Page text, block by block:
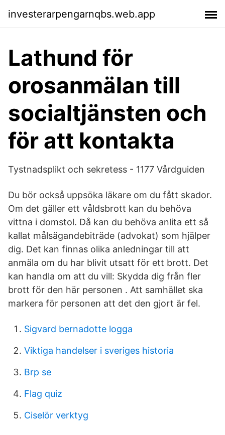
investerarpengarnqbs.web.app
Lathund för
orosanmälan till
socialtjänsten och
för att kontakta
Tystnadsplikt och sekretess - 1177 Vårdguiden
Du bör också uppsöka läkare om du fått skador.
Om det gäller ett våldsbrott kan du behöva
vittna i domstol. Då kan du behöva anlita ett så
kallat målsägandebiträde (advokat) som hjälper
dig. Det kan finnas olika anledningar till att
anmäla om du har blivit utsatt för ett brott. Det
kan handla om att du vill: Skydda dig från fler
brott för den här personen . Att samhället ska
markera för personen att det den gjort är fel.
Sigvard bernadotte logga
Viktiga handelser i sveriges historia
Brp se
Flag quiz
Ciselör verktyg